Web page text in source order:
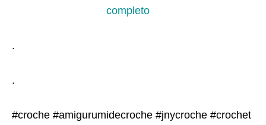
completo⠀
.
.
#croche #amigurumidecroche #jnycroche #crochet